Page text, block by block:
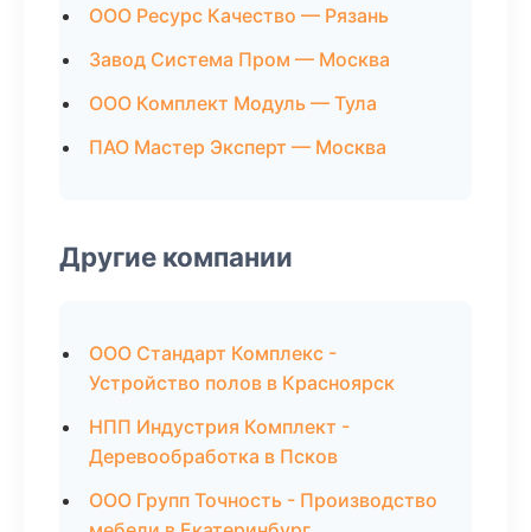
ООО Ресурс Качество — Рязань
Завод Система Пром — Москва
ООО Комплект Модуль — Тула
ПАО Мастер Эксперт — Москва
Другие компании
ООО Стандарт Комплекс -
Устройство полов в Красноярск
НПП Индустрия Комплект -
Деревообработка в Псков
ООО Групп Точность - Производство